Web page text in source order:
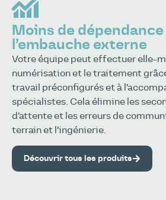
Moins de
l’embauche externe
Votre équipe peut effectuer elle-
numérisation et le traitement
travail préconfigurés et à
spécialistes. Cela élimine les
d’attente et les erreurs de
terrain et l’ingénierie.
Découvrir tous les produits